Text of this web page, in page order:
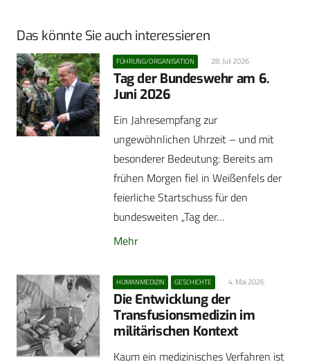
Das könnte Sie auch interessieren
FÜHRUNG/ORGANISATION 28. Juli 2026
Tag der Bundeswehr am 6.
Juni 2026
Ein Jahresempfang zur
ungewöhnlichen Uhrzeit – und mit
besonderer Bedeutung: Bereits am
frühen Morgen fiel in Weißenfels der
feierliche Startschuss für den
bundesweiten „Tag der…
Mehr
HUMANMEDIZIN GESCHICHTE 4. Mai 2026
Die Entwicklung der
Transfusionsmedizin im
militärischen Kontext
Kaum ein medizinisches Verfahren ist